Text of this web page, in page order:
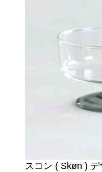
スコン ( Skøn )